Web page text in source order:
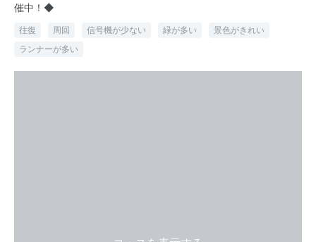
催中！◆
往復 周回 信号機が少ない 緑が多い
景色がきれい
ランナーが多い